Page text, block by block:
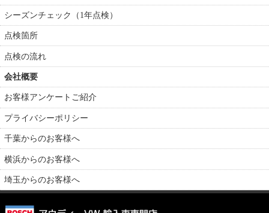
シーズンチェック（1年点検）
点検箇所
点検の流れ
会社概要
お客様アンケートご紹介
プライバシーポリシー
千葉からのお客様へ
横浜からのお客様へ
埼玉からのお客様へ